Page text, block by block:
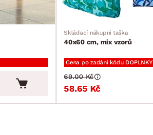
Skládací nákupní taška
40x60 cm, mix vzorů
Cena po zadání kódu DOPLNKY
58.65 Kč
69.00 Kč